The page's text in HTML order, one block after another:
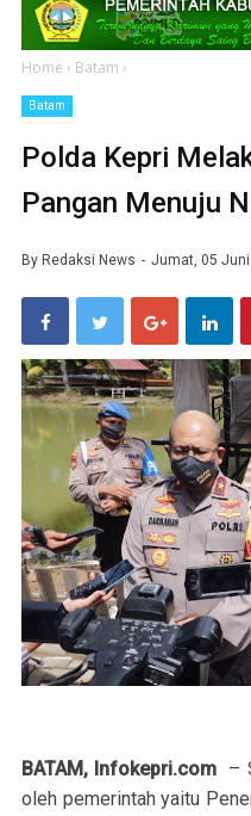
Home › Batam ›
Batam
Polda Kepri
Pangan Menuju
By Redaksi News Jumat, 05
BATAM, Infokepri.com –
oleh pemerintah yaitu